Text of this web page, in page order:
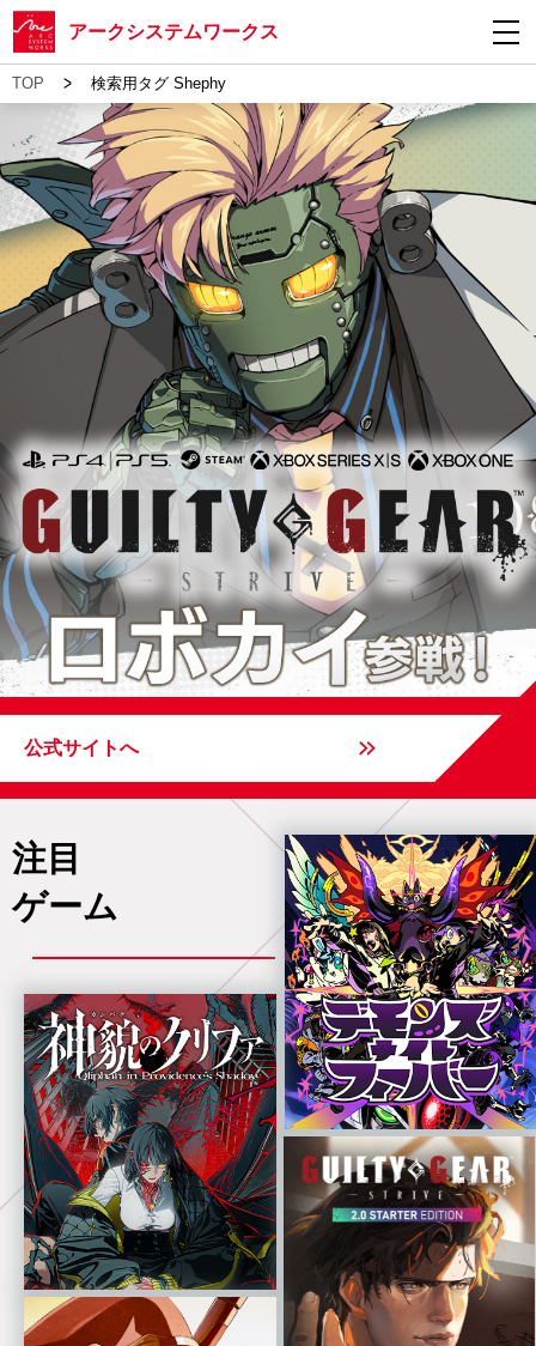
アークシステムワークス
TOP > 検索用タグ Shephy
公式サイトへ
注目
ゲーム